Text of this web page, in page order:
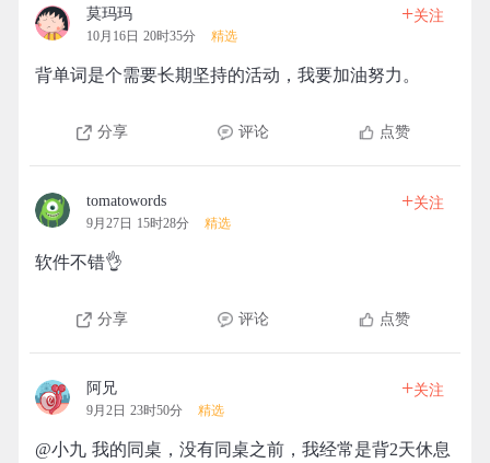
莫玛玛
10月16日 20时35分 精选
+关注
背单词是个需要长期坚持的活动，我要加油努力。
分享 评论 点赞
tomatowords
9月27日 15时28分 精选
+关注
软件不错👌
分享 评论 点赞
阿兄
9月2日 23时50分 精选
+关注
@小九 我的同桌，没有同桌之前，我经常是背2天休息